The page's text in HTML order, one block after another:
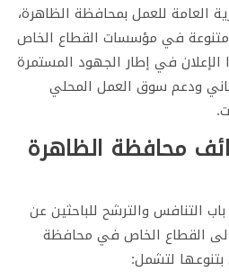
العامة للعمل بمحافظة الظاهرة،
في مؤسسات القطاع الخاص
الإعلان في إطار الجهود المستمرة
ودعم سوق العمل المحلي
محافظة الظاهرة
التنافس والترشح للباحثين عن
القطاع الخاص في محافظة
لتشمل: